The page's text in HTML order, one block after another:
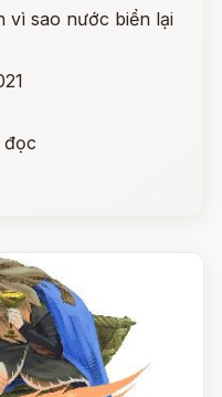
vì sao nước biển lại
đọc